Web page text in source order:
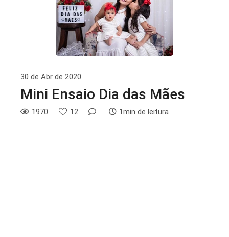
30 de Abr de 2020
Mini Ensaio Dia das Mães
1970 12 1min de leitura